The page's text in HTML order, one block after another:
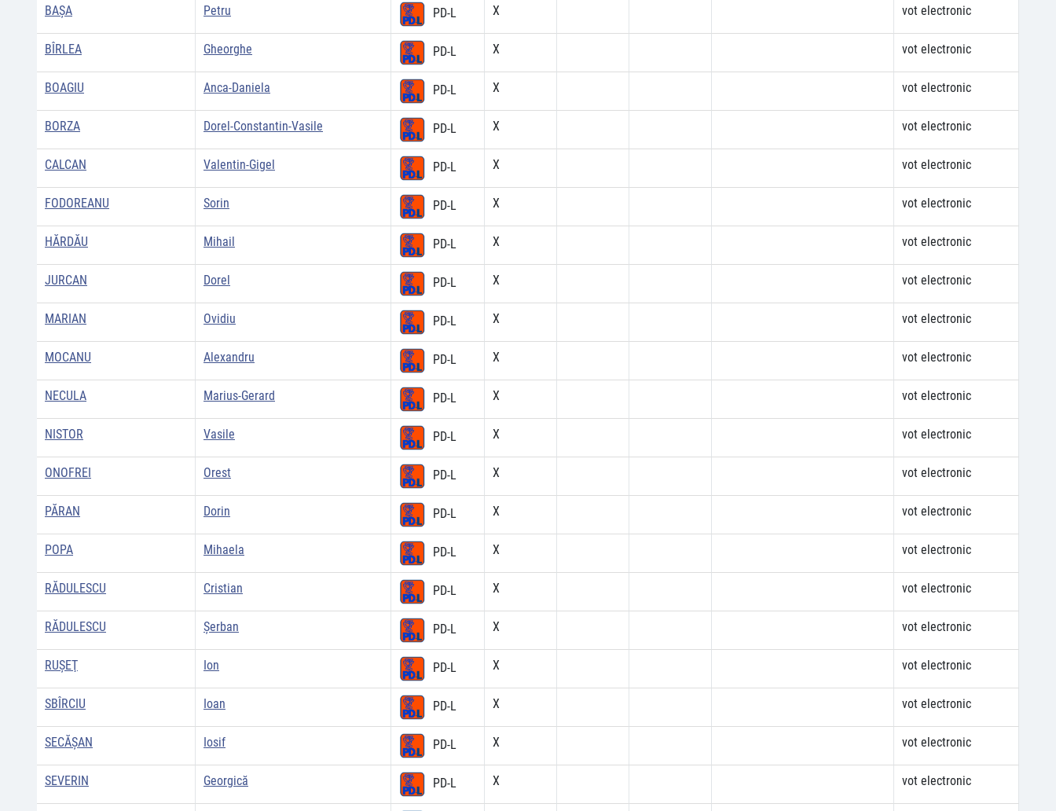
BAŞA Petru PD-L X vot electronic
BÎRLEA Gheorghe PD-L X vot electronic
BOAGIU Anca-Daniela PD-L X vot electronic
BORZA Dorel-Constantin-Vasile PD-L X vot electronic
CALCAN Valentin-Gigel PD-L X vot electronic
FODOREANU Sorin PD-L X vot electronic
HĂRDĂU Mihail PD-L X vot electronic
JURCAN Dorel PD-L X vot electronic
MARIAN Ovidiu PD-L X vot electronic
MOCANU Alexandru PD-L X vot electronic
NECULA Marius-Gerard PD-L X vot electronic
NISTOR Vasile PD-L X vot electronic
ONOFREI Orest PD-L X vot electronic
PĂRAN Dorin PD-L X vot electronic
POPA Mihaela PD-L X vot electronic
RĂDULESCU Cristian PD-L X vot electronic
RĂDULESCU Şerban PD-L X vot electronic
RUŞEŢ Ion PD-L X vot electronic
SBÎRCIU Ioan PD-L X vot electronic
SECĂŞAN Iosif PD-L X vot electronic
SEVERIN Georgică PD-L X vot electronic